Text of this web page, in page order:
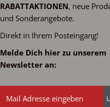
RABATTAKTIONEN, neue
und Sonderangebote.
Direkt in Ihrem Posteingang!
Melde Dich hier zu unserem
Newsletter an: